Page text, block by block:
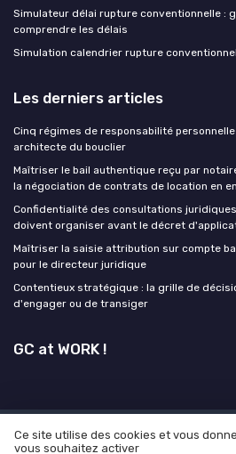
Simulateur délai rupture conventionnelle :
comprendre les délais
Simulation calendrier rupture
Les derniers articles
Cinq régimes de responsabilité
architecte du bouclier
Maîtriser le bail authentique reçu par
la négociation de contrats de location en
Confidentialité des consultations
doivent organiser avant le décret
Maîtriser la saisie attribution sur compte
pour le directeur juridique
Contentieux stratégique : la grille de
d'engager ou de transiger
GC at WORK !
Mentions légales Politique de
Ce site utilise des cookies et vous
vous souhaitez activer